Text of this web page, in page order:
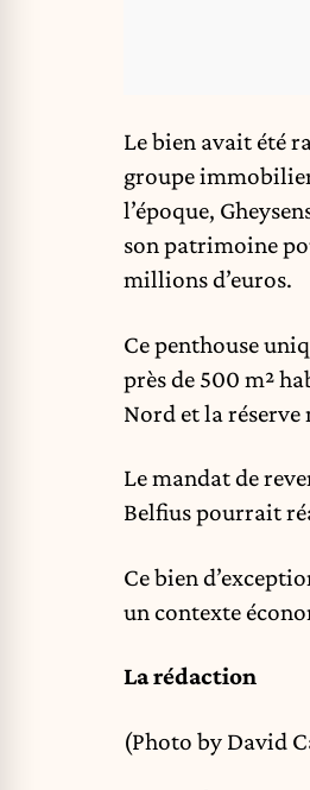
Le bien avait été
groupe
l’époque,
son patrimoine
millions d’euros.
Ce penthouse
près de 500 m²
Nord et la
Le mandat de
Belfius pourrait
Ce bien
un contexte
La rédaction
(Photo by David